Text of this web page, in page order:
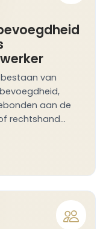
van
aan de
rechtshand…